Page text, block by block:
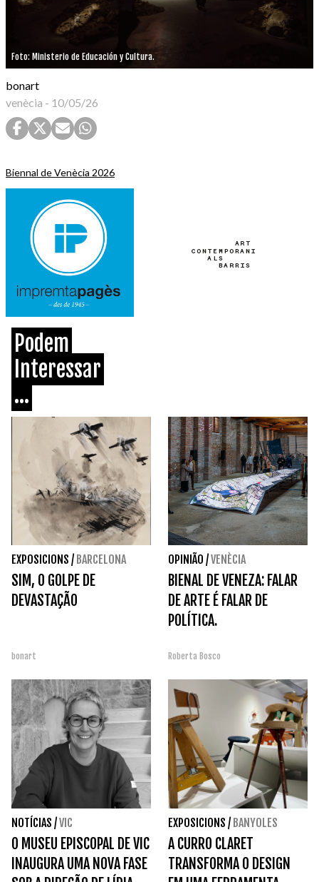
Foto: Ministerio de Educación y Cultura.
bonart
venècia - 10/05/26
Biennal de Venècia 2026
Podem
Interessar
...
EXPOSICIONS / BARCELONA
SIM, O GOLPE DE
DEVASTAÇÃO
bonart
OPINIÃO /VENÈCIA
BIENAL DE VENEZA: FALAR
DE ARTE É FALAR DE
POLÍTICA.
Roberta Bosco
NOTÍCIAS /VIC
O MUSEU EPISCOPAL DE VIC
INAUGURA UMA NOVA FASE
EXPOSICIONS / BANYOLES
A CURRO CLARET
TRANSFORMA O DESIGN